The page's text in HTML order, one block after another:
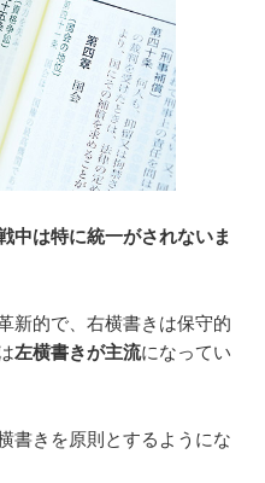
中は特に統一がされないま
新的で、右横書きは保守的
左横書きが主流になってい
書きを原則とするようにな